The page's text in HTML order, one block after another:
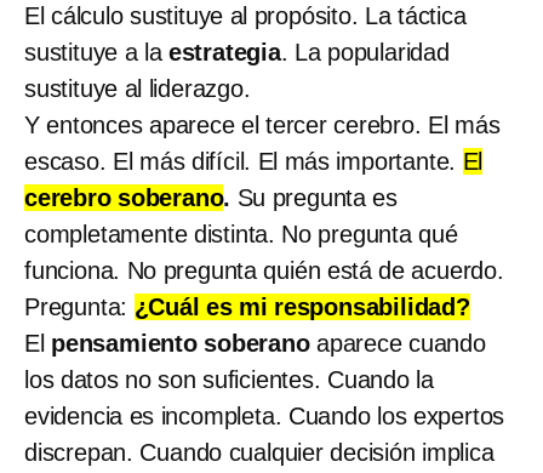
El cálculo sustituye al propósito. La táctica
sustituye a la estrategia. La popularidad
sustituye al liderazgo.
Y entonces aparece el tercer cerebro. El más
escaso. El más difícil. El más importante. El
cerebro soberano. Su pregunta es
completamente distinta. No pregunta qué
funciona. No pregunta quién está de acuerdo.
Pregunta: ¿Cuál es mi responsabilidad?
El pensamiento soberanoaparece cuando
los datos no son suficientes. Cuando la
evidencia es incompleta. Cuando los expertos
discrepan. Cuando cualquier decisión implica